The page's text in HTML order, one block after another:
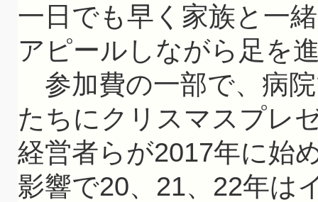
一日でも早く家族と一
アピールしながら足を
参加費の一部で、病
たちにクリスマスプレ
経営者らが2017年に始
影響で20、21、22年は